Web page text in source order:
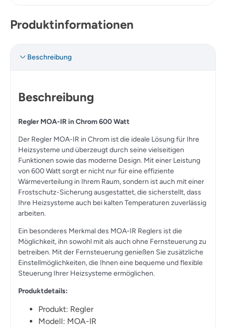
Produktinformationen
Beschreibung
Beschreibung
Regler MOA-IR in Chrom 600 Watt
Der Regler MOA-IR in Chrom ist die ideale Lösung für Ihre
Heizsysteme und überzeugt durch seine vielseitigen
Funktionen sowie das moderne Design. Mit einer Leistung
von 600 Watt sorgt er nicht nur für eine effiziente
Wärmeverteilung in Ihrem Raum, sondern ist auch mit einer
Frostschutz-Sicherung ausgestattet, die sicherstellt, dass
Ihre Heizsysteme auch bei kalten Temperaturen zuverlässig
arbeiten.
Ein besonderes Merkmal des MOA-IR Reglers ist die
Möglichkeit, ihn sowohl mit als auch ohne Fernsteuerung zu
betreiben. Mit der Fernsteuerung genießen Sie zusätzliche
Einstellmöglichkeiten, die Ihnen eine bequeme und flexible
Steuerung Ihrer Heizsysteme ermöglichen.
Produktdetails:
Produkt: Regler
Modell: MOA-IR